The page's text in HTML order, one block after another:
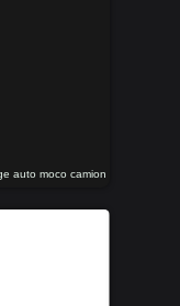
auto moco camion